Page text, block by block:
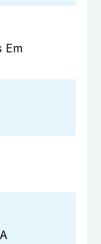
Em